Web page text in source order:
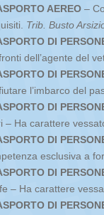
AEREO –
Trib. Busto
DI
dell’agente del
DI
l’imbarco del
DI
– Ha carattere
DI
esclusiva a
DI
– Ha carattere
DI